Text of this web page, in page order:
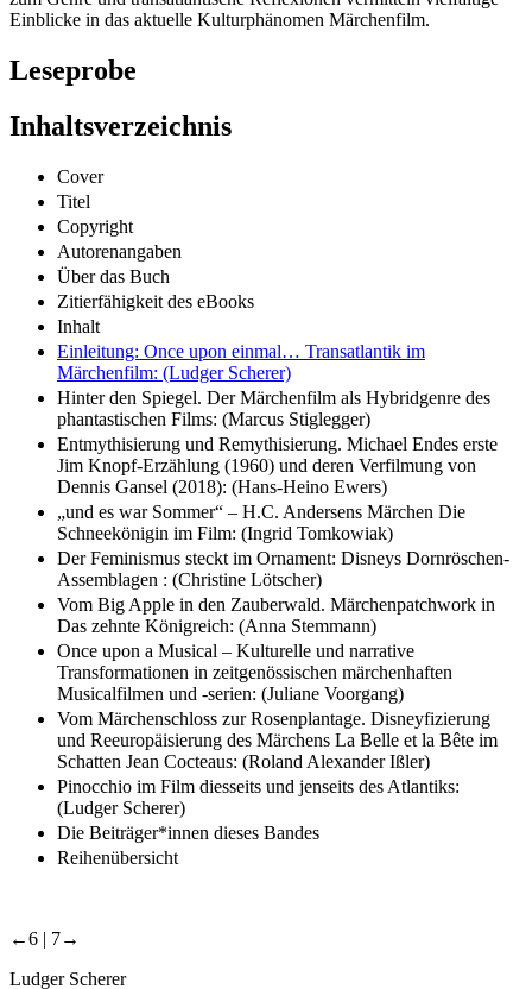
Einblicke in das aktuelle Kulturphänomen Märchenfilm.
Leseprobe
Inhaltsverzeichnis
Cover
Titel
Copyright
Autorenangaben
Über das Buch
Zitierfähigkeit des eBooks
Inhalt
Einleitung: Once upon einmal… Transatlantik im
Märchenfilm: (Ludger Scherer)
Hinter den Spiegel. Der Märchenfilm als Hybridgenre des
phantastischen Films: (Marcus Stiglegger)
Entmythisierung und Remythisierung. Michael Endes erste
Jim Knopf-Erzählung (1960) und deren Verfilmung von
Dennis Gansel (2018): (Hans-Heino Ewers)
„und es war Sommer“ – H.C. Andersens Märchen Die
Schneekönigin im Film: (Ingrid Tomkowiak)
Der Feminismus steckt im Ornament: Disneys Dornröschen-
Assemblagen : (Christine Lötscher)
Vom Big Apple in den Zauberwald. Märchenpatchwork in
Das zehnte Königreich: (Anna Stemmann)
Once upon a Musical – Kulturelle und narrative
Transformationen in zeitgenössischen märchenhaften
Musicalfilmen und -serien: (Juliane Voorgang)
Vom Märchenschloss zur Rosenplantage. Disneyfizierung
und Reeuropäisierung des Märchens La Belle et la Bête im
Schatten Jean Cocteaus: (Roland Alexander Ißler)
Pinocchio im Film diesseits und jenseits des Atlantiks:
(Ludger Scherer)
Die Beiträger*innen dieses Bandes
Reihenübersicht
←6 | 7→
Ludger Scherer